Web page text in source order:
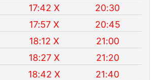
17:42 X
20:30
17:57 X
20:45
18:12 X
21:00
18:27 X
21:20
18:42 X
21:40